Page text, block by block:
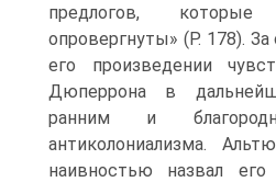
предлогов,
опровергну­ты» (Р. 178).
его произведении
Дюперрона в
ранним и
антиколониализма.
наивностью назвал его